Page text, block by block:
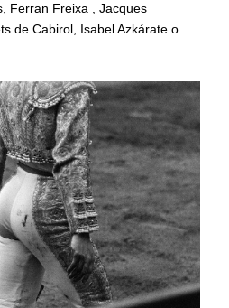
Ferran Freixa , Jacques
de Cabirol, Isabel Azkárate o